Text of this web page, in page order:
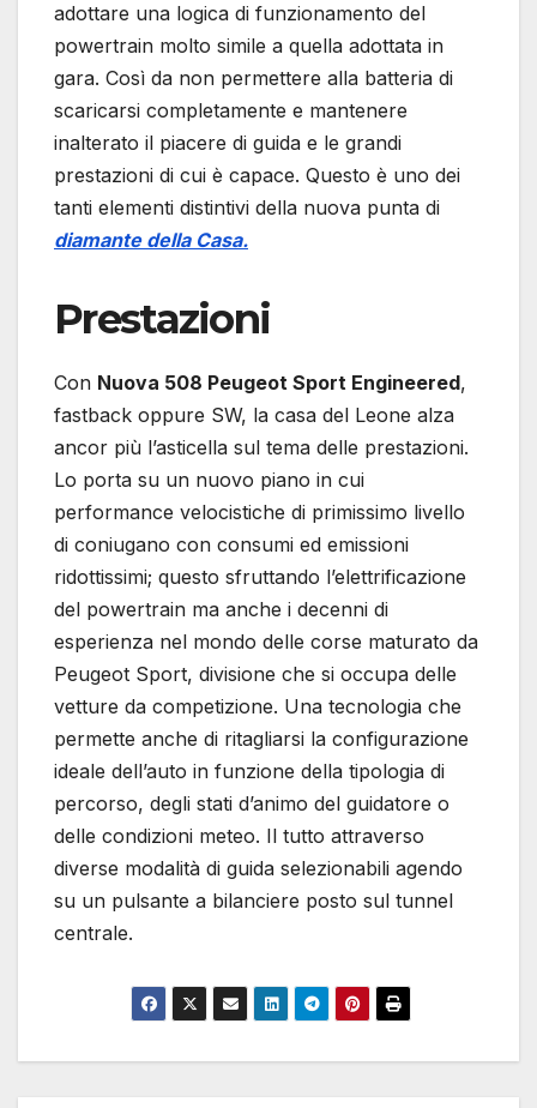
adottare una logica di funzionamento del
powertrain molto simile a quella adottata in
gara. Così da non permettere alla batteria di
scaricarsi completamente e mantenere
inalterato il piacere di guida e le grandi
prestazioni di cui è capace. Questo è uno dei
tanti elementi distintivi della nuova punta di
diamante della Casa.
Prestazioni
Con Nuova 508 Peugeot Sport Engineered,
fastback oppure SW, la casa del Leone alza
ancor più l’asticella sul tema delle prestazioni.
Lo porta su un nuovo piano in cui
performance velocistiche di primissimo livello
di coniugano con consumi ed emissioni
ridottissimi; questo sfruttando l’elettrificazione
del powertrain ma anche i decenni di
esperienza nel mondo delle corse maturato da
Peugeot Sport, divisione che si occupa delle
vetture da competizione. Una tecnologia che
permette anche di ritagliarsi la configurazione
ideale dell’auto in funzione della tipologia di
percorso, degli stati d’animo del guidatore o
delle condizioni meteo. Il tutto attraverso
diverse modalità di guida selezionabili agendo
su un pulsante a bilanciere posto sul tunnel
centrale.